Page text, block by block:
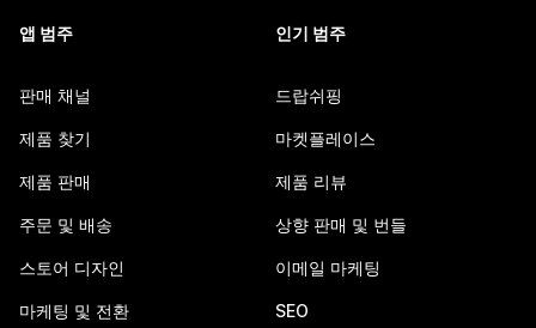
앱 범주
판매 채널
제품 찾기
제품 판매
주문 및 배송
스토어 디자인
마케팅 및 전환
인기 범주
드랍쉬핑
마켓플레이스
제품 리뷰
상향 판매 및 번들
이메일 마케팅
SEO